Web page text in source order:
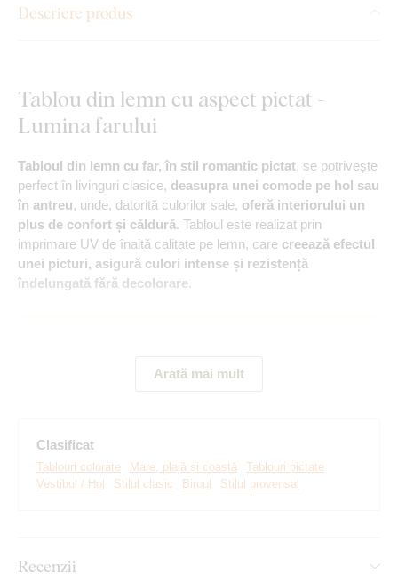
Descriere produs
Tablou din lemn cu aspect pictat -
Lumina farului
Tabloul din lemn cu far, în stil romantic pictat, se potrivește
perfect în livinguri clasice, deasupra unei comode pe hol sau
în antreu, unde, datorită culorilor sale, oferă interiorului un
plus de confort și căldură. Tabloul este realizat prin
imprimare UV de înaltă calitate pe lemn, care creează efectul
unei picturi, asigură culori intense și rezistență
îndelungată fără decolorare.
mai avansată tehnologie și vopsele de calitate superioară
Arată mai mult
Clasificat
Tablouri colorate Mare, plajă și coastă
Tablouri pictate
Vestibul / Hol
Stilul clasic Biroul Stilul provensal
Recenzii